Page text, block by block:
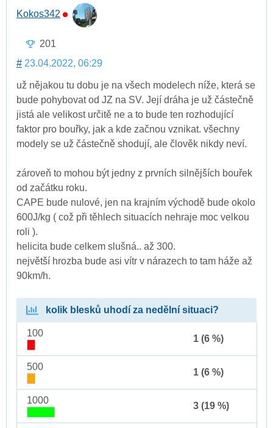
Kokos342
201
# 23.04.2022, 06:29
už nějakou tu dobu je na všech modelech níže, která se
bude pohybovat od JZ na SV. Její dráha je už částečně
jistá ale velikost určitě ne a to bude ten rozhodující
faktor pro bouřky, jak a kde začnou vznikat. všechny
modely se už částečně shodují, ale člověk nikdy neví.
zároveň to mohou být jedny z prvních silnějších bouřek
od začátku roku.
CAPE bude nulové, jen na krajním východě bude okolo
600J/kg ( což při těhlech situacích nehraje moc velkou
roli ).
helicita bude celkem slušná.. až 300.
největší hrozba bude asi vítr v nárazech to tam háže až
90km/h.
kolik blesků uhodí za nedělní situaci?
100
1 (6 %)
500
1 (6 %)
1000
3 (19 %)